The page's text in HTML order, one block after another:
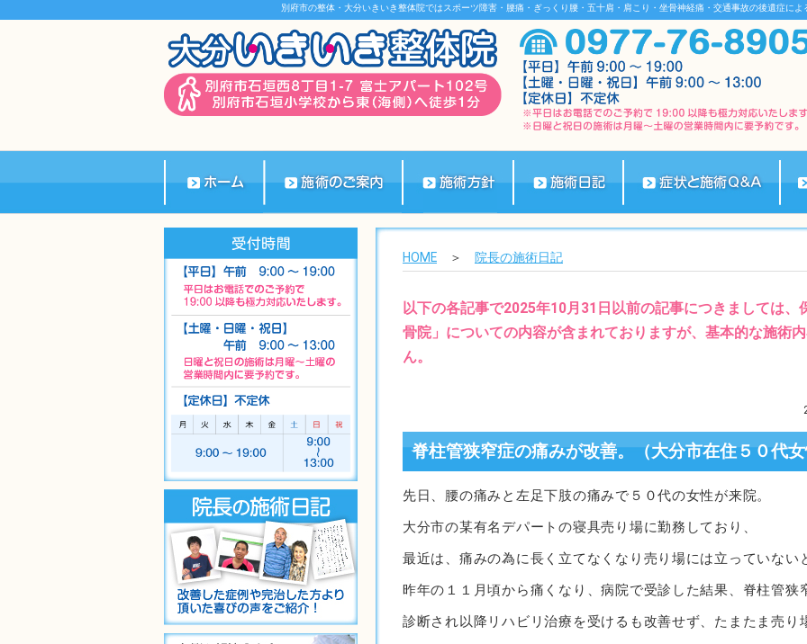
別府市の整体・大分いきいき整体院ではスポーツ障害・腰痛・ぎっくり腰・五十肩・肩こり・坐骨神経痛・交通事故の後遺症に
HOME ＞ 院長の施術日記
以下の各記事で2025年10月31日以前の記事につきましては、
骨院」についての内容が含まれておりますが、基本的な施術
ん。
脊柱管狭窄症の痛みが改善。（大分市在住５０代
先日、腰の痛みと左足下肢の痛みで５０代の女性が来院。
大分市の某有名デパートの寝具売り場に勤務しており、
最近は、痛みの為に長く立てなくなり売り場には立っていない
昨年の１１月頃から痛くなり、病院で受診した結果、脊柱管狭
診断され以降リハビリ治療を受けるも改善せず、たまたま売り